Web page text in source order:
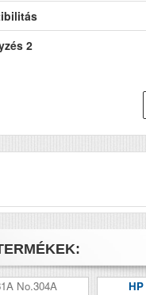
2
No.304A HP